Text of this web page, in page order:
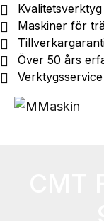
Kvalitetsverktyg
Maskiner för
Över 50 års
Verktygsservice